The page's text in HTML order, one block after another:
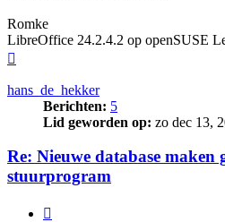
Romke
LibreOffice 24.2.4.2 op openSUSE
hans_de_hekker
Berichten: 5
Lid geworden op: zo dec 13,
Re: Nieuwe database maken
stuurprogram